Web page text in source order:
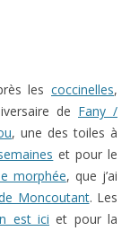
les coccinelles,
de Fany /
, une des toiles à
et pour le
morphée, que j’ai
Moncoutant. Les
est ici et pour la